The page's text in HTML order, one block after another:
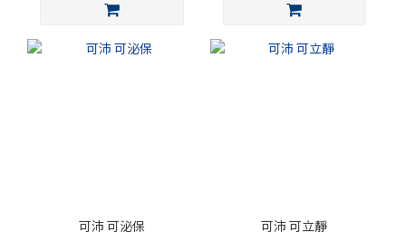
可沛 可泌保 可沛 可立靜